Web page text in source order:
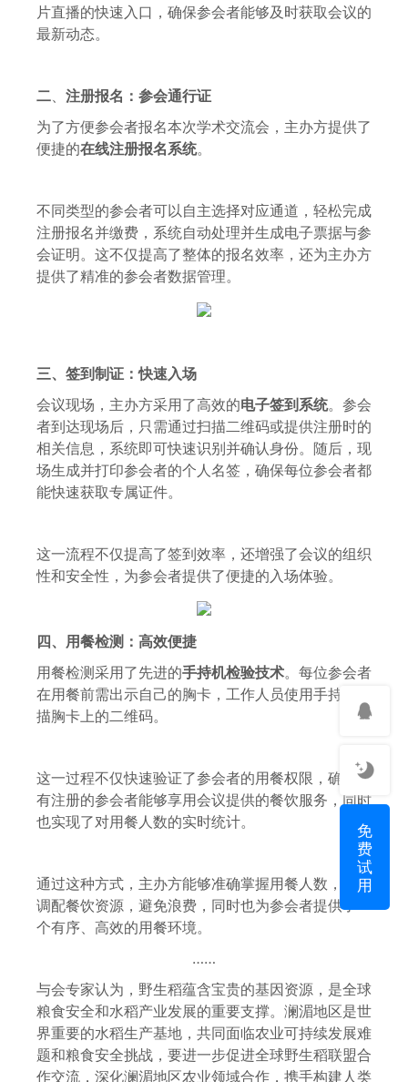
片直播的快速入口，确保参会者能够及时获取会议的
最新动态。
二
注册报名：参会通行证
为了方便参会者报名本次学术交流会，主办方提供了
便捷的在线注册报名系统。
不同类型的参会者可以 自主选择对应通道 ，轻松完成
注册报名并缴费，系统自动处理并生成电子票据与参
会证明。这不仅提高了整体的报名效率，还为主办方
提供了精准的参会者数据管理。
三、 签到制证：快速入场
会议现场，主办方采用了高效的电子签到系统。参会
者到达现场后，只需通过扫描二维码或提供注册时的
相关信息，系统即可快速识别并确认身份。随后，现
场生成并打印参会者的个人名签，确保每位参会者都
能快速获取专属证件。
这一流程不仅提高了签到效率，还增强了会议的组织
性和安全性，为参会者提供了便捷的入场体验。
四、 用餐检测：高效便捷
用餐检测采用了先进的手持机检验技术。每位参会者
在用餐前需出示自己的胸卡，工作人员使用手持机扫
描胸卡上的二维码。
这一过程不仅快速验证了参会者的用餐权限，确保只
有注册的参会者能够享用会议提供的餐饮服务，同时
也实现了对用餐人数的实时统计。
通过这种方式，主办方能够准确掌握用餐人数，合理
调配餐饮资源，避免浪费，同时也为参会者提供了一
个有序、高效的用餐环境。
……
与会专家认为，野生稻蕴含宝贵的基因资源，是全球
粮食安全和水稻产业发展的重要支撑。澜湄地区是世
界重要的水稻生产基地，共同面临农业可持续发展难
题和粮食安全挑战，要进一步促进全球野生稻联盟合
作交流，深化澜湄地区农业领域合作，携手构建人类
免
费
试
用